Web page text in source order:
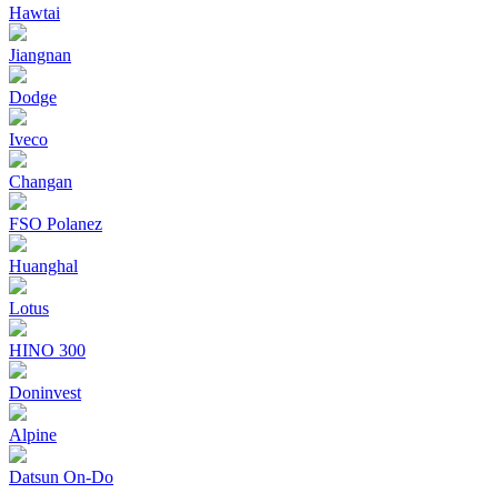
Hawtai
Jiangnan
Dodge
Iveco
Changan
FSO Polanez
Huanghal
Lotus
HINO 300
Doninvest
Alpine
Datsun On-Do